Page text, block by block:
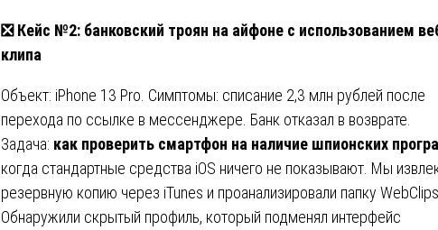
❎Кейс №2: банковский троян на айфоне с использованием
клипа
Объект: iPhone 13 Pro. Симптомы: списание 2,3 млн рублей после
перехода по ссылке в мессенджере. Банк отказал в возврате.
Задача: как проверить смартфон на наличие шпионских
когда стандартные средства iOS ничего не показывают. Мы
резервную копию через iTunes и проанализировали папку
Обнаружили скрытый профиль, который подменял интерфейс